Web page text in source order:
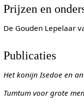
Prijzen en
De Gouden Lepelaar
Publicaties
Het konijn Isedoe en
Tumtum voor grote